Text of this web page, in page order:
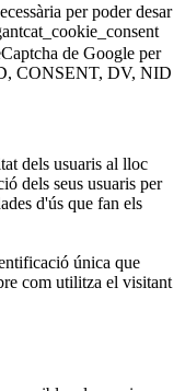
per poder desar
de Google per
CONSENT, DV, NID
dels usuaris al lloc
dels seus usuaris per
d'ús que fan els
única que
com utilitza el visitant